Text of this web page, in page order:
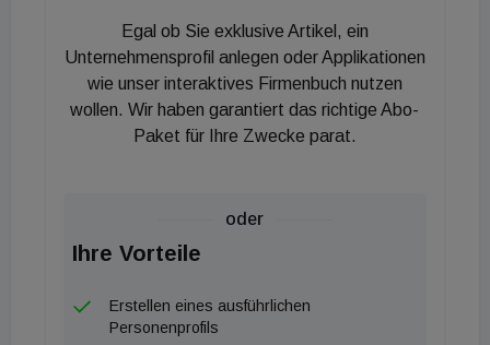
Lösungsansätze für nachhaltiges, wirtschaftliches
und schnelles Bauen. Angesichts neuer
nachhaltigkeitsbedingter regulatorischer
Anforderungen ist Goldbeck wichtiger Partner für
Bauherren in der Planung, dem Bau sowie dem
Beitrag durch das elementierte Bauen mit System:
"Weil wir wesentliche Systemelemente in eigenen
Werken vorfertigen, schaffen wir in kürzester Zeit
Egal ob Sie exklusive Artikel, ein
Unternehmensprofil anlegen oder Applikationen
wie unser interaktives Firmenbuch nutzen
wollen. Wir haben garantiert das richtige Abo-
Paket für Ihre Zwecke parat.
oder
Ihre Vorteile
Erstellen eines ausführlichen
Personenprofils